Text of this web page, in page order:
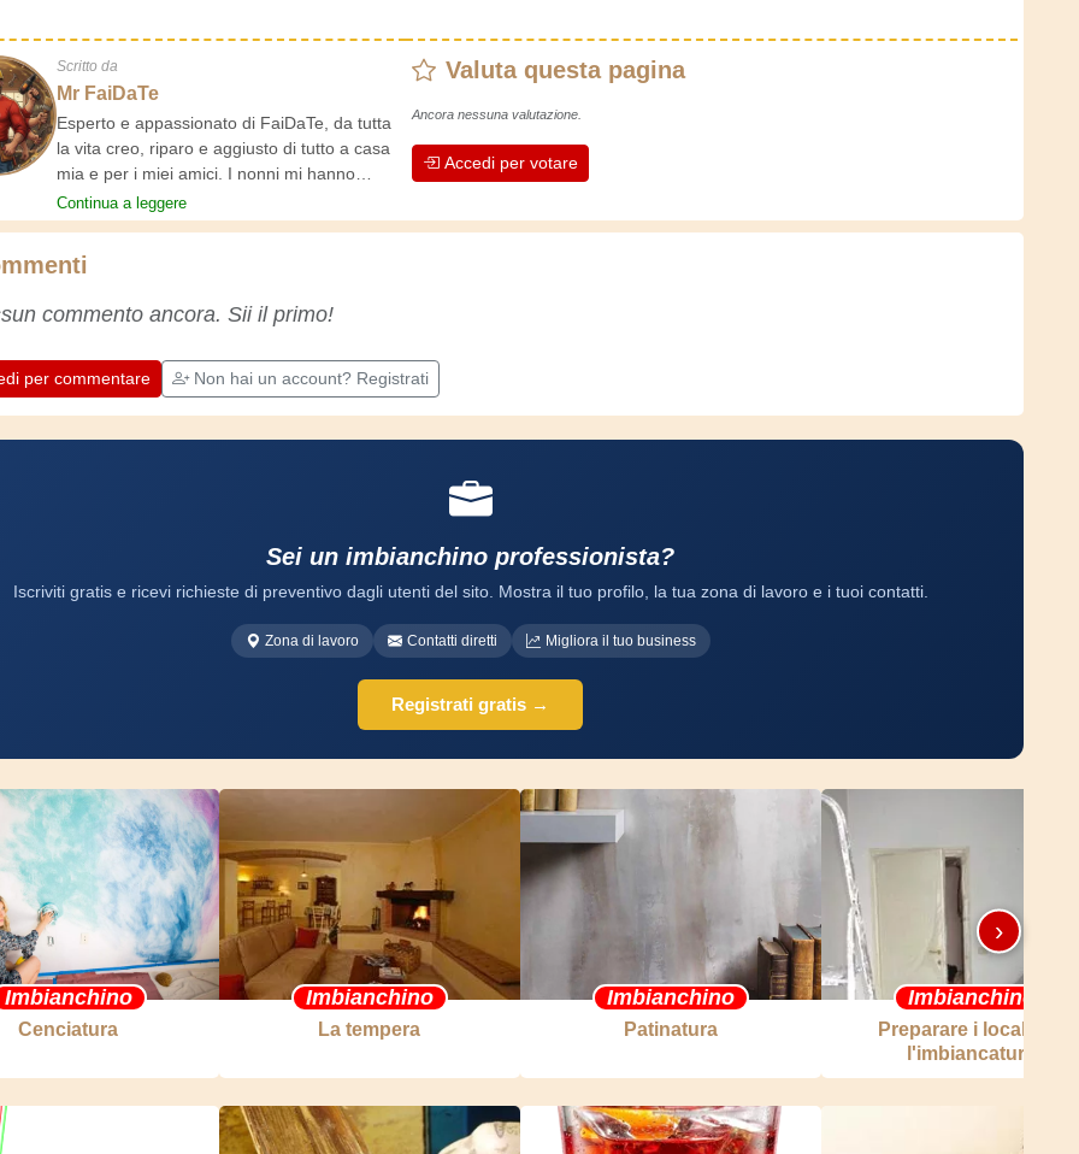
Scritto da
Mr FaiDaTe
Esperto e appassionato di FaiDaTe, da tutta
la vita creo, riparo e aggiusto di tutto a casa
mia e per i miei amici. I nonni mi hanno
insegnato i primi rudimenti, fin da piccolo e da
allora ho fatto un sacco di esperienze.
fa apprezzare l'impegno che gli artigiani
Impariamo insieme, ogni giorno è una
Continua a leggere
Valuta questa pagina
Ancora nessuna valutazione.
Accedi per votare
commento ancora. Sii il primo!
per commentare Non hai un account? Registrati
Sei un imbianchino professionista?
Iscriviti gratis e ricevi richieste di preventivo dagli utenti del sito. Mostra il tuo profilo, la tua zona di lavoro e i tuoi contatti.
Zona di lavoro Contatti diretti Migliora il tuo business
Registrati gratis →
Imbianchino
Cenciatura
Imbianchino
La tempera
Imbianchino
Patinatura
Imbianchino
Preparare i locali per
l'imbiancatura
›